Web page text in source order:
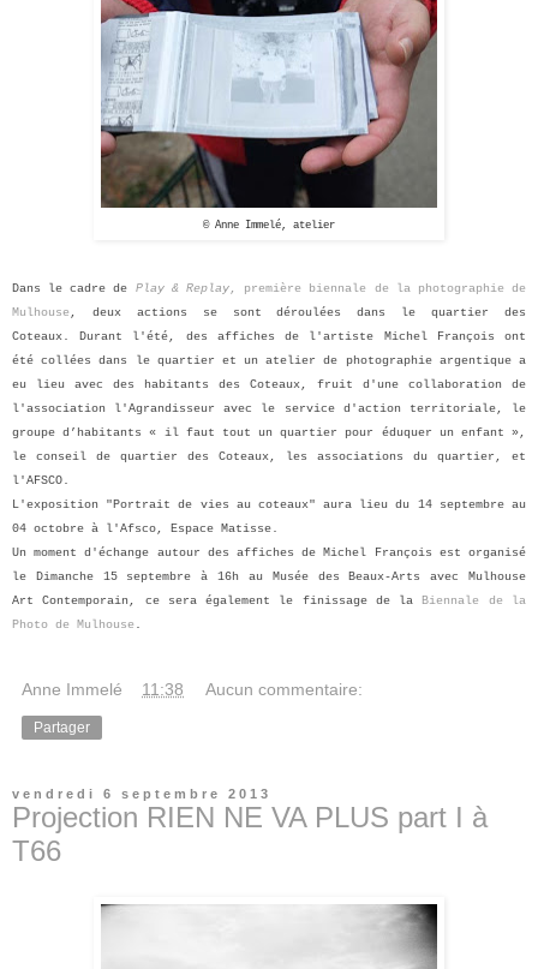
© Anne Immelé, atelier
Dans le cadre de Play & Replay, première biennale de la photographie de
Mulhouse , deux actions se sont déroulées dans le quartier des
Coteaux. Durant l'été, des affiches de l'artiste Michel François ont
été collées dans le quartier et un atelier de photographie argentique a
eu lieu avec des habitants des Coteaux, fruit d'une collaboration de
l'association l'Agrandisseur avec le service d'action territoriale, le
groupe d’habitants « il faut tout un quartier pour éduquer un enfant »,
le conseil de quartier des Coteaux, les associations du quartier, et
l'AFSCO.
L'exposition "Portrait de vies au coteaux" aura lieu du 14 septembre au
04 octobre à l'Afsco, Espace Matisse.
Un moment d'échange autour des affiches de Michel François est organisé
le
Dimanche 15 septembre à 16h au
Musée des Beaux-Arts avec Mulhouse
Art Contemporain, cesera également le finissage de la
Biennale de la
Photo de Mulhouse .
Anne Immelé 11:38 Aucun commentaire:
Partager
vendredi 6 septembre 2013
Projection RIEN NE VA PLUS part I à
T66